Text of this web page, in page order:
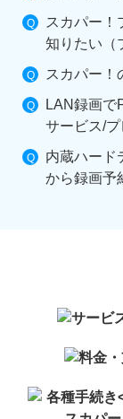
スカパー！
知りたい（
スカパー！
LAN録画で
サービス/プ
内蔵ハード
から録画予